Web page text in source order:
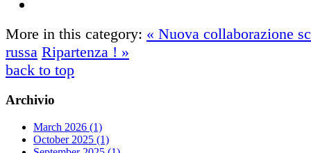
More in this category: « Nuova collaborazione
russa Ripartenza ! »
back to top
Archivio
March 2026 (1)
October 2025 (1)